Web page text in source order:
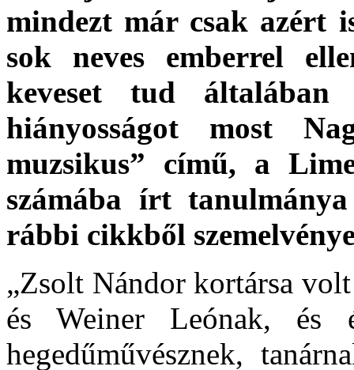
mindezt már csak azért
sok neves emberrel
keveset tud
hiányosságot most
muzsikus” című, a
számába írt
rábbi cikkből
„Zsolt Nándor kortársa
és Weiner Leó­nak, és
hegedűművésznek,